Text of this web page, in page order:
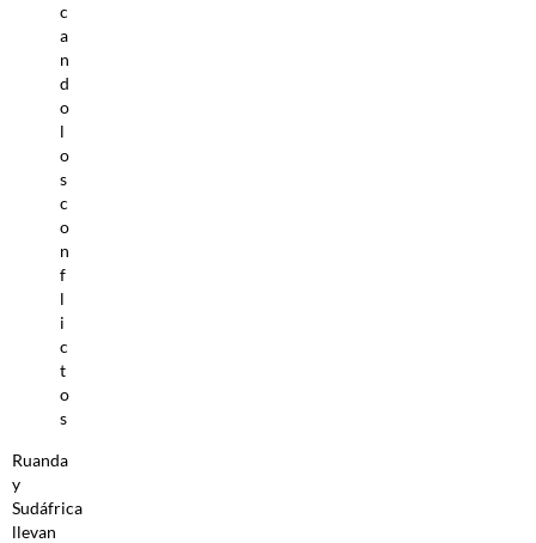
c
a
n
d
o
l
o
s
c
o
n
f
l
i
c
t
o
s
Ruanda
y
Sudáfrica
llevan